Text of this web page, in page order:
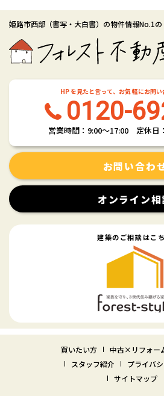
姫路市西部 （書写・大白書） の物件情報No.1の
HP を見たと言って、お気 軽にお問い
0120-
営業時間：9:00〜17:00 定休日
お問い合わ
オンライン相
建築のご相談はこ
買いたい方 中古×リフォー
スタッフ紹介
プライバ
サイトマップ